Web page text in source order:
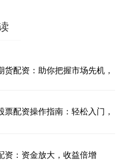
配资：助你把握市场先机，
配资操作指南：轻松入门，
资：资金放大，收益倍增